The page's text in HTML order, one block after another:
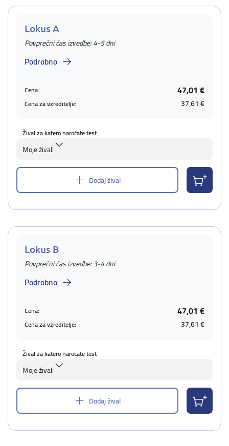
Lokus A
Povprečni čas izvedbe: 4-5 dni
Podrobno
Cena: 47,01 €
Cena za vzreditelje: 37,61 €
Žival za katero naročate test
Moje živali
Dodaj žival
Lokus B
Povprečni čas izvedbe: 3-4 dni
Podrobno
Cena: 47,01 €
Cena za vzreditelje: 37,61 €
Žival za katero naročate test
Moje živali
Dodaj žival